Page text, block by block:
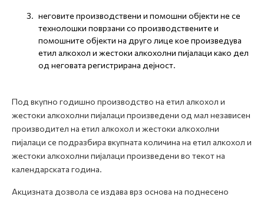
неговите производствени и помошни објекти не се
технолошки поврзани со производствените и
помошните објекти на друго лице кое произведува
етил алкохол и жестоки алкохолни пијалаци како дел
од неговата регистрирана дејност.
Под вкупно годишно производство на етил алкохол и
жестоки алкохолни пијалаци произведени од мал независен
производител на етил алкохол и жестоки алкохолни
пијалаци се подразбира вкупната количина на етил алкохол и
жестоки алкохолни пијалаци произведени во текот на
календарската година.
Акцизната дозвола се издава врз основа на поднесено